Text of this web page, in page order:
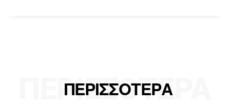
ΠΕΡΙΣΣΟΤΕΡΑ
ΠΕΡΙΣΣΟΤΕΡΑ